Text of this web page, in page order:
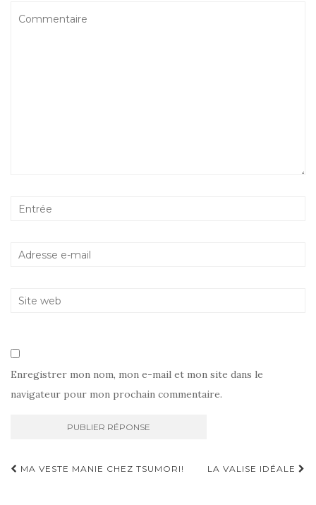
Enregistrer mon nom, mon e-mail et mon site dans le
navigateur pour mon prochain commentaire.
Navigation
MA VESTE MANIE CHEZ TSUMORI! LA VALISE IDÉALE